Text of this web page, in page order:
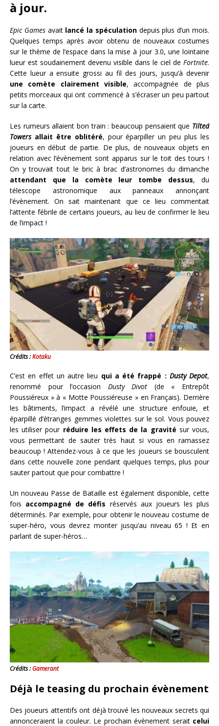
à jour.
Epic Gamesavait lancé la spéculationdepuis plus d’un mois.
Quelques temps après avoir obtenu de nouveaux costumes
sur le thème de l’espace dans la mise à jour 3.0, une lointaine
lueur est soudainement devenu visible dans le ciel de Fortnite.
Cette lueur a ensuite grossi au fil des jours, jusqu’à devenir
une comète clairement visible, accompagnée de plus
petits morceaux qui ont commencé à s’écraser un peu partout
sur la carte.
Les rumeurs allaient bon train : beaucoup pensaient que Tilted
Towersallait être oblitéré, pour éparpiller un peu plus les
joueurs en début de partie. De plus, de nouveaux objets en
relation avec l’évènement sont apparus sur le toit des tours !
On y trouvait tout le bric à brac d’astronomes du dimanche
attendant que la comète leur tombe dessus, du
télescope astronomique aux panneaux annonçant
l’évènement. On sait maintenant que ce lieu commentait
l’attente fébrile de certains joueurs, au lieu de confirmer le lieu
de l’impact !
Crédits :Kotaku
C’est en effet un autre lieu qui a été frappé : Dusty Depot,
renommé pour l’occasion Dusty Divot (de « Entrepôt
Poussiéreux » à « Motte Poussiéreuse » en Français). Derrière
les bâtiments, l’impact a révélé une structure enfouie, et
éparpillé d’étranges gemmes violettes sur le sol. Vous pouvez
les utiliser pour réduire les effets de la gravité sur vous,
vous permettant de sauter très haut si vous en ramassez
beaucoup ! Attendez-vous à ce que les joueurs se bousculent
dans cette nouvelle zone pendant quelques temps, plus pour
sauter partout que pour combattre !
Un nouveau Passe de Bataille est également disponible, cette
fois accompagné de défis réservés aux joueurs les plus
déterminés. Par exemple, pour obtenir le nouveau costume de
super-héro, vous devrez monter jusqu’au niveau 65 ! Et en
parlant de super-héros…
Crédits :Gamerant
Déjà le teasing du prochain évènement
Des joueurs attentifs ont déjà trouvé les nouveaux secrets qui
annonceraient la couleur. Le prochain évènement serait celui